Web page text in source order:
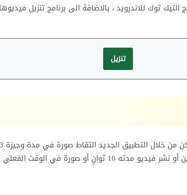
توك للاندرويد ، بالاضافة الى برنامج تنزيل
تنزيل
جاء تطبيق تيك توك ناو tiktok now كمنافس لتطبيق be real ، حيث يمكن من خلال التطبيق الجديد التقاط صورة في مدة وجيزة 3
دقائق مثلا ،ومشاركتها مع الآخرين ، عليك التقاط صور لرؤية صور الآخرين أو نشر فيديو مدته 10 ثوانٍ أو صورة في الوقت